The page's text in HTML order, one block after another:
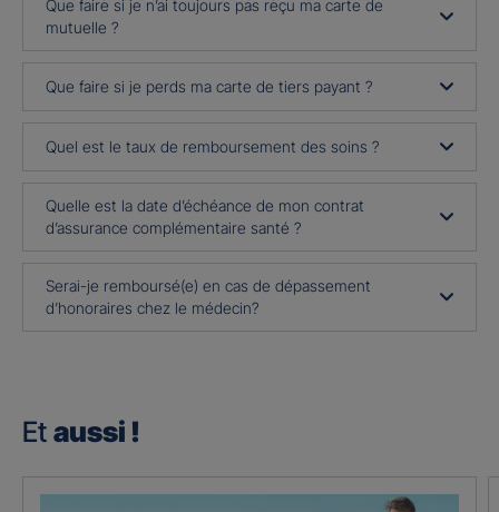
Que faire si je n’ai toujours pas reçu ma carte de
mutuelle ?
Que faire si je perds ma carte de tiers payant ?
Quel est le taux de remboursement des soins ?
Quelle est la date d’échéance de mon contrat
d’assurance complémentaire santé ?
Serai-je remboursé(e) en cas de dépassement
d’honoraires chez le médecin?
Et aussi !